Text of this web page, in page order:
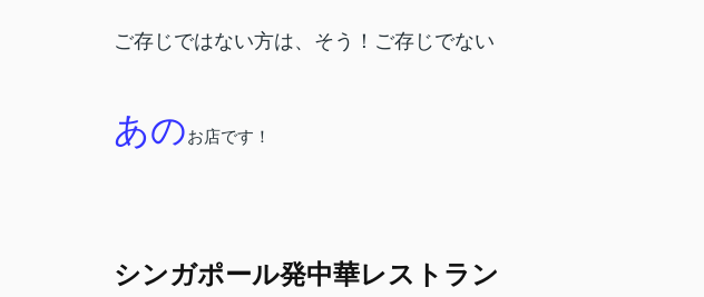
ご存じではない方は、そう！ご存じでない
あのお店です！
シンガポール発中華レストラン